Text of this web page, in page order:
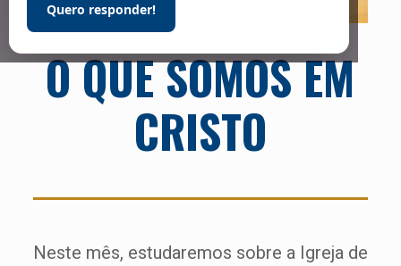
Quero responder!
O QUE SOMOS EM
CRISTO
Neste mês, estudaremos sobre a Igreja de